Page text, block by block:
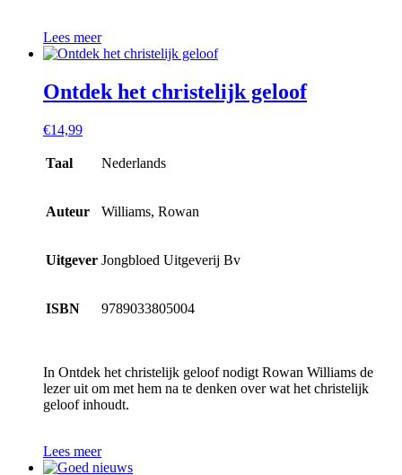
Lees meer
Ontdek het christelijk geloof
€14,99
Taal Nederlands
Auteur Williams, Rowan
Uitgever Jongbloed Uitgeverij Bv
ISBN 9789033805004
In Ontdek het christelijk geloof nodigt Rowan Williams de
lezer uit om met hem na te denken over wat het christelijk
geloof inhoudt.
Lees meer